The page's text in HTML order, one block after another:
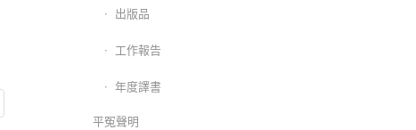
出版品
工作報告
年度譯書
平冤聲明